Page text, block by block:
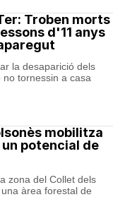
Troben morts
d'11 anys
la desaparició dels
tornessin a casa
mobilitza
potencial de
zona del Collet dels
àrea forestal de